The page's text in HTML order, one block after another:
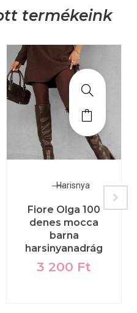
termékeink
Harisnya
Fiore Olga 100
denes mocca
barna
harsinyanadrág
3 200 Ft